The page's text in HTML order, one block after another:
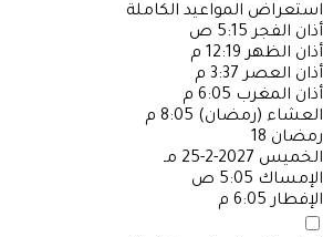
استعراض المواعيد الكاملة
أذان الفجر 5:15 ص
أذان الظهر 12:19 م
أذان العصر 3:37 م
أذان المغرب 6:05 م
العشاء (رمضان) 8:05 م
رمضان 18
الخميس 2027-2-25 مـ
الإمساك 5:05 ص
الإفطار 6:05 م